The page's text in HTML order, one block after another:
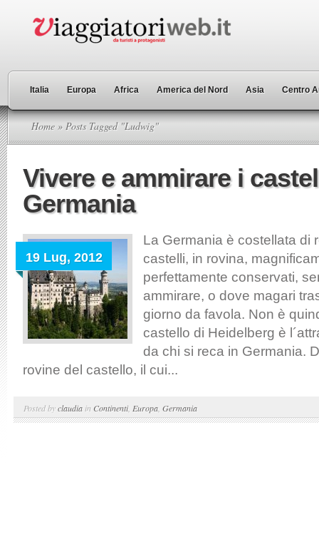
Italia Europa Africa America del Nord Asia Centro
Home » Posts Tagged "Ludwig"
Vivere e ammirare i
Germania
19 Lug, 2012
La Germania è costellata di
castelli, in rovina,
perfettamente conservati,
ammirare, o dove magari
giorno da favola. Non è
castello di Heidelberg è
da chi si reca in Germania.
rovine del castello, il cui...
Posted byclaudia in Continenti, Europa Germania